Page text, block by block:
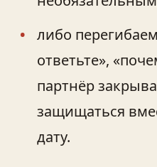
либо
ответьте»,
партнёр
защищаться
дату.